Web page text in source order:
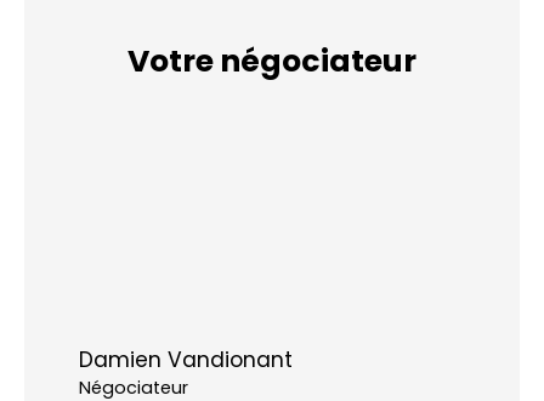
Votre négociateur
Damien Vandionant
Négociateur